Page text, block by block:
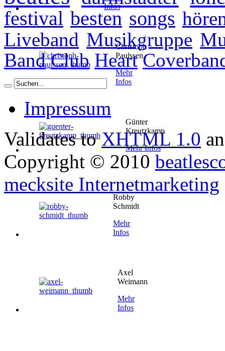
Infos
Christoph
Paulssen
Mehr
Infos
Günter
Kreutzkamp
Mehr Infos
Robby
Schmidt
Mehr
Infos
Axel
Weimann
Mehr
Infos
festival besten songs
Liveband Musikgruppe
Band Club Heart
Impressum
Validates toXHTML 1.0
Copyright © 2010
mecksite Internetmarketing